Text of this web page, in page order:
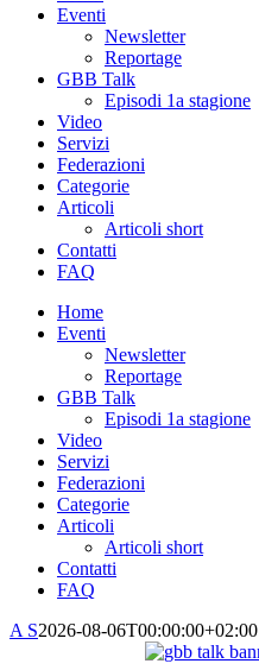
Eventi
Newsletter
Reportage
GBB Talk
Episodi 1a stagione
Video
Servizi
Federazioni
Categorie
Articoli
Articoli short
Contatti
FAQ
Home
Eventi
Newsletter
Reportage
GBB Talk
Episodi 1a stagione
Video
Servizi
Federazioni
Categorie
Articoli
Articoli short
Contatti
FAQ
A S2026-08-06T00:00:00+02:00